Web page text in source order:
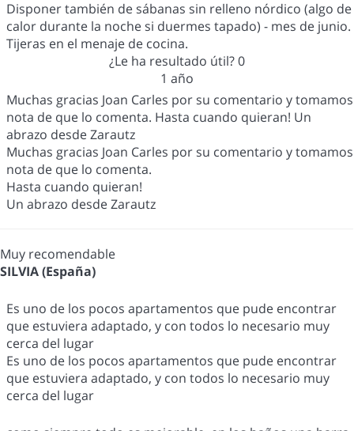
Disponer también de sábanas sin relleno nórdico (algo de
calor durante la noche si duermes tapado) - mes de junio.
Tijeras en el menaje de cocina.
¿Le ha resultado útil?0
1 año
Muchas gracias Joan Carles por su comentario y tomamos
nota de que lo comenta. Hasta cuando quieran! Un
abrazo desde Zarautz
Muchas gracias Joan Carles por su comentario y tomamos
nota de que lo comenta.
Hasta cuando quieran!
Un abrazo desde Zarautz
Muy recomendable
SILVIA (España)
Es uno de los pocos apartamentos que pude encontrar
que estuviera adaptado, y con todos lo necesario muy
cerca del lugar
Es uno de los pocos apartamentos que pude encontrar
que estuviera adaptado, y con todos lo necesario muy
cerca del lugar